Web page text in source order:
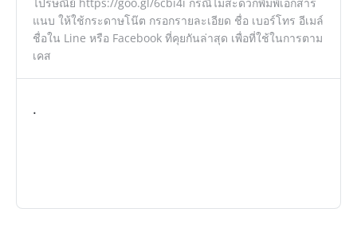
แนบ ให้ใช้กระดาษโน๊ต กรอกรายละเอียด ชื่อ เบอร์โทร อีเมล์
ชื่อใน Line หรือ Facebook ที่คุยกันล่าสุด เพื่อที่ใช้ในการตาม
เคส
.